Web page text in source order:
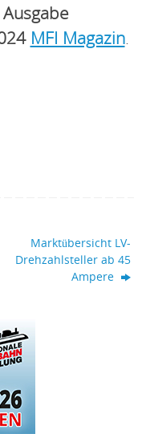
MFI Magazin.
Marktübersicht LV-
Drehzahlsteller ab 45
Ampere